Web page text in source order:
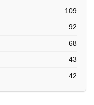
109
92
68
43
42